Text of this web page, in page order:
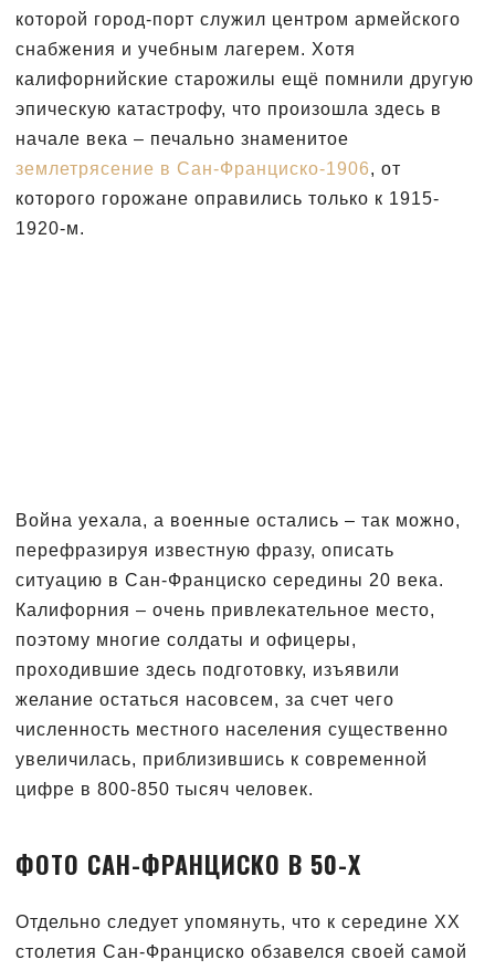
которой город-порт служил центром армейского
снабжения и учебным лагерем. Хотя
калифорнийские старожилы ещё помнили другую
эпическую катастрофу, что произошла здесь в
начале века – печально знаменитое
землетрясение в Сан-Франциско-1906, от
которого горожане оправились только к 1915-
1920-м.
Война уехала, а военные остались – так можно,
перефразируя известную фразу, описать
ситуацию в Сан-Франциско середины 20 века.
Калифорния – очень привлекательное место,
поэтому многие солдаты и офицеры,
проходившие здесь подготовку, изъявили
желание остаться насовсем, за счет чего
численность местного населения существенно
увеличилась, приблизившись к современной
цифре в 800-850 тысяч человек.
ФОТО САН-ФРАНЦИСКО В 50-Х
Отдельно следует упомянуть, что к середине XX
столетия Сан-Франциско обзавелся своей самой